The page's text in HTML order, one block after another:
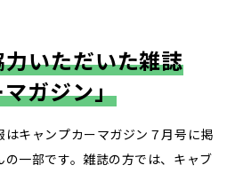
いただいた雑誌
ガジン」
キャンプカーマガジン７月号に掲
一部です。雑誌の方では、キャブ